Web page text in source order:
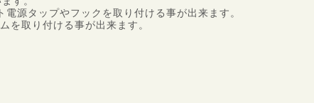
源タップやフックを取り付ける事が出来ます。
を取り付ける事が出来ます。